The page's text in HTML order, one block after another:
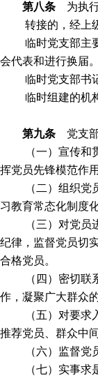
第八条 为执
转接的，经上
临时党支部主
会代表和进行换届。
临时党支部书
临时组建的机
第九条 党支部
（一）宣传
挥党员先锋模范作
（二）组织党
习教育常态化制度
（三）对党
纪律，监督党员切
合格党员。
（四）密切
作，凝聚广大群众
（五）对要
推荐党员、群众中
（六）监督党
（七）实事